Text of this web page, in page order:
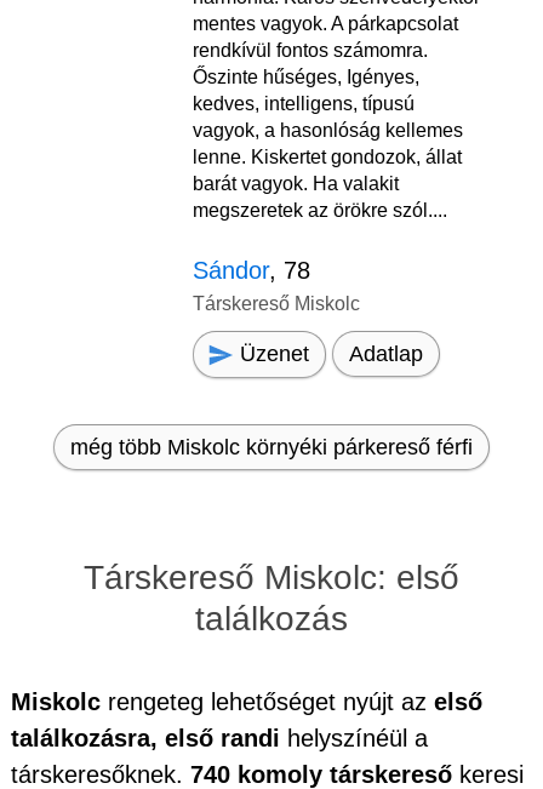
mentes vagyok. A párkapcsolat
rendkívül fontos számomra.
Őszinte hűséges, Igényes,
kedves, intelligens, típusú
vagyok, a hasonlóság kellemes
lenne. Kiskertet gondozok, állat
barát vagyok. Ha valakit
megszeretek az örökre szól....
Sándor, 78
Társkereső Miskolc
Üzenet Adatlap
még több Miskolc környéki párkereső férfi
Társkereső Miskolc: első
találkozás
Miskolc rengeteg lehetőséget nyújt az első
találkozásra, első randi helyszínéül a
társkeresőknek. 740 komoly társkereső keresi